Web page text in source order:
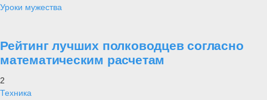
Уроки мужества
Рейтинг лучших полководцев согласно
математическим расчетам
2
Техника